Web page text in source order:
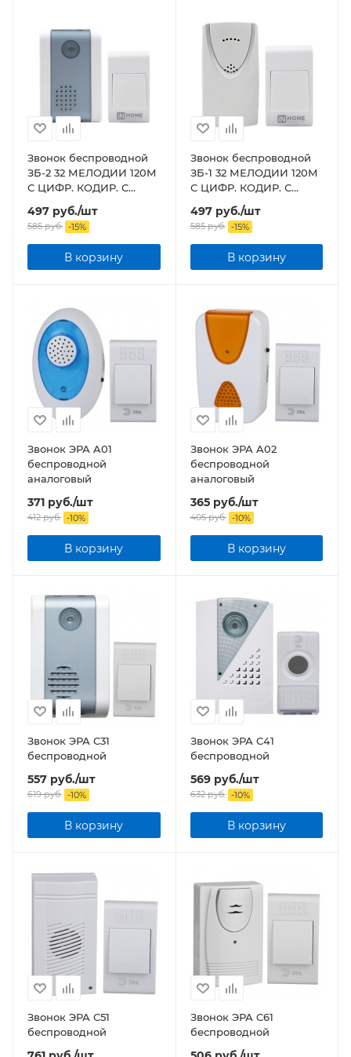
Звонок беспроводной
ЗБ-2 32 МЕЛОДИИ 120М
С ЦИФР. КОДИР. С
КНОПКОЙ БЕЛО-
СЕРЫЙ
497 руб./шт
585руб. -15%
В корзину
Звонок беспроводной
ЗБ-1 32 МЕЛОДИИ 120М
С ЦИФР. КОДИР. С
КНОПКОЙ БЕЛЫЙ
497руб./шт
585руб. -15%
В корзину
Звонок ЭРА A01
беспроводной
аналоговый
371 руб./шт
412руб. -10%
В корзину
Звонок ЭРА A02
беспроводной
аналоговый
365руб./шт
405руб. -10%
В корзину
Звонок ЭРА C31
беспроводной
557 руб./шт
619руб. -10%
В корзину
Звонок ЭРА C41
беспроводной
569руб./шт
632руб. -10%
В корзину
Звонок ЭРА C51
беспроводной
Звонок ЭРА C61
беспроводной